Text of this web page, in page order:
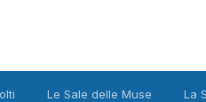
Le Sale delle Muse La